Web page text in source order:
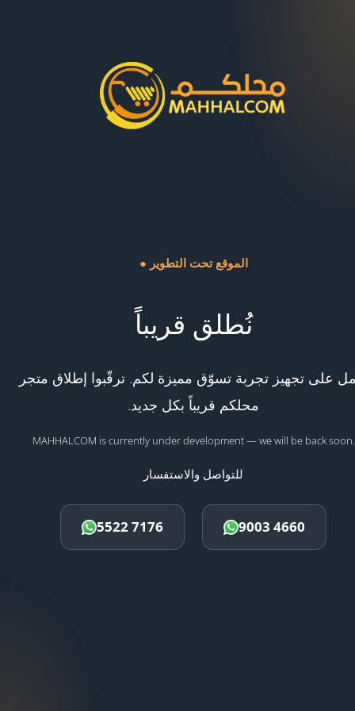
● الموقع تحت التطوير
نُطلق قريباً
على تجهيز تجربة تسوّق مميزة لكم. ترقّبوا إطلاق متجر
محلكم قريباً بكل جديد.
MAHHALCOM is currently under development — we will be back soon.
للتواصل والاستفسار
5522 7176 9003 4660